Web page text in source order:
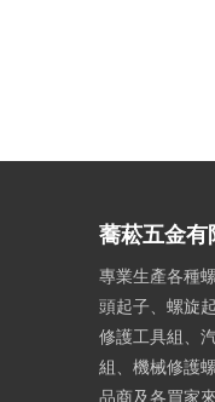
蕎菘五金有
專業生產各種
頭起子、螺旋
修護工具組、
組、機械修護
品商及各買家